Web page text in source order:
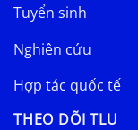
Tuyển sinh
Nghiên cứu
Hợp tác quốc tế
THEO DÕI TLU